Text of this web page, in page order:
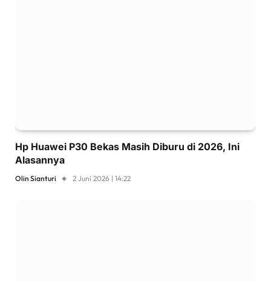
Hp Huawei P30 Bekas Masih Diburu di 2026, Ini
Alasannya
Olin Sianturi 2 Juni 2026 | 14:22